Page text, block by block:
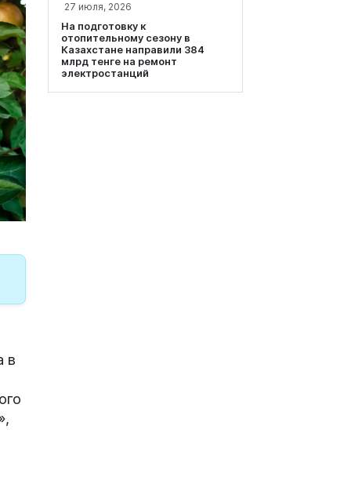
в
27 июля, 2026
На подготовку к
отопительному сезону в
Казахстане направили 384
млрд тенге на ремонт
электростанций